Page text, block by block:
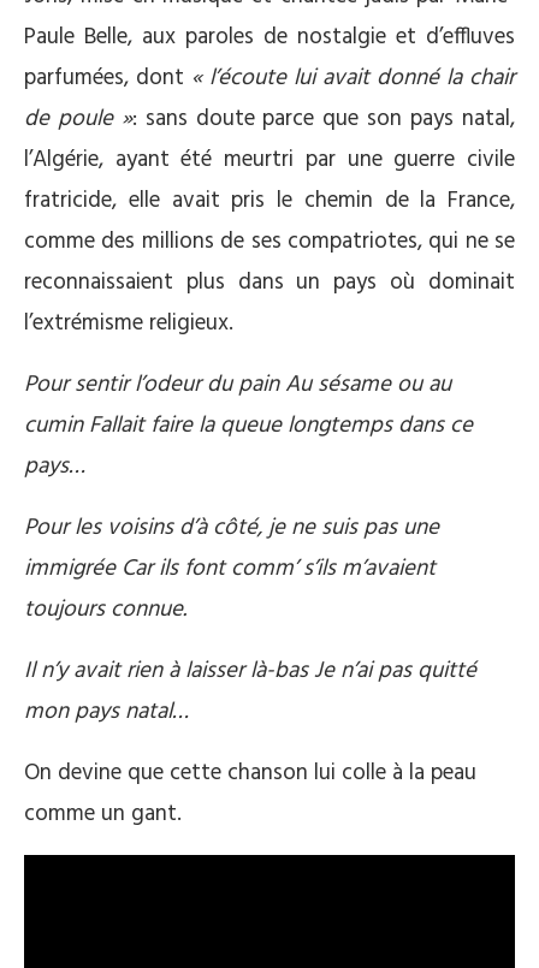
Paule Belle, aux paroles de nostalgie et d’effluves
parfumées, dont « l’écoute lui avait donné la chair
de poule »: sans doute parce que son pays natal,
l’Algérie, ayant été meurtri par une guerre civile
fratricide, elle avait pris le chemin de la France,
comme des millions de ses compatriotes, qui ne se
reconnaissaient plus dans un pays où dominait
l’extrémisme religieux.
Pour sentir l’odeur du pain Au sésame ou au
cumin Fallait faire la queue longtemps dans ce
pays…
Pour les voisins d’à côté, je ne suis pas une
immigrée Car ils font comm’ s’ils m’avaient
toujours connue.
Il n’y avait rien à laisser là-bas Je n’ai pas quitté
mon pays natal…
On devine que cette chanson lui colle à la peau
comme un gant.